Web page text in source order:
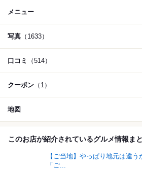
メニュー
写真 （1633）
口コミ （514）
クーポン （1）
地図
このお店が紹介されているグルメ情報ま
【ご当地】やっぱり地元は違
「ご...